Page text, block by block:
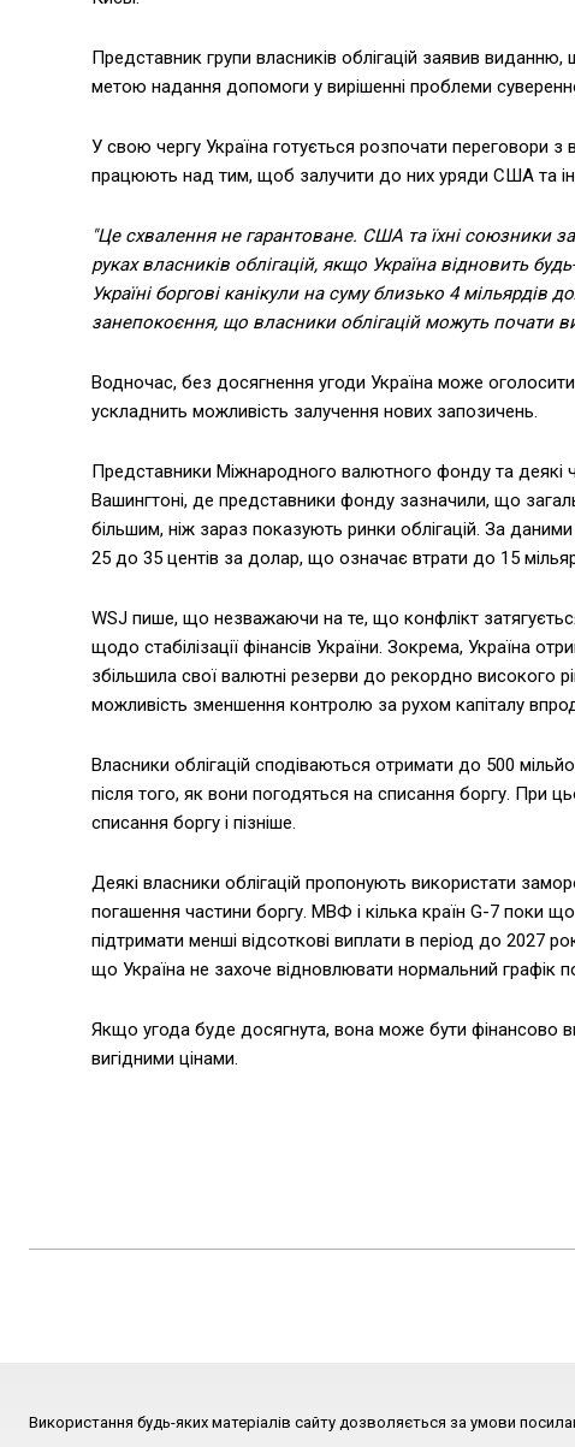
Представник групи власників облігацій заявив
метою надання допомоги у вирішенні проблеми
У свою чергу Україна готується розпочати переговори
працюють над тим, щоб залучити до них уряди США та
"Це схвалення не гарантоване. США та їхні союзники
руках власників облігацій, якщо Україна відновить
Україні боргові канікули на суму близько 4 мільярдів
занепокоєння, що власники облігацій можуть почати
Водночас, без досягнення угоди Україна може
ускладнить можливість залучення нових запозичень.
Представники Міжнародного валютного фонду та деякі
Вашингтоні, де представники фонду зазначили, що
більшим, ніж зараз показують ринки облігацій. За даними
25 до 35 центів за долар, що означає втрати до 15
WSJ пише, що незважаючи на те, що конфлікт
щодо стабілізації фінансів України. Зокрема, Україна
збільшила свої валютні резерви до рекордно високого
можливість зменшення контролю за рухом капіталу
Власники облігацій сподіваються отримати до 500
після того, як вони погодяться на списання боргу. При
списання боргу і пізніше.
Деякі власники облігацій пропонують використати
погашення частини боргу. МВФ і кілька країн G-7 поки
підтримати менші відсоткові виплати в період до 2027
що Україна не захоче відновлювати нормальний графік
Якщо угода буде досягнута, вона може бути фінансово
вигідними цінами.
Використання будь-яких матеріалів сайту дозволяється за умови